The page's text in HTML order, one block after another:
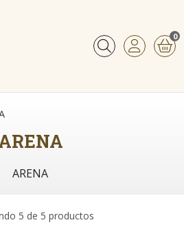
Buscar
0
ARENA
5 de 5 productos